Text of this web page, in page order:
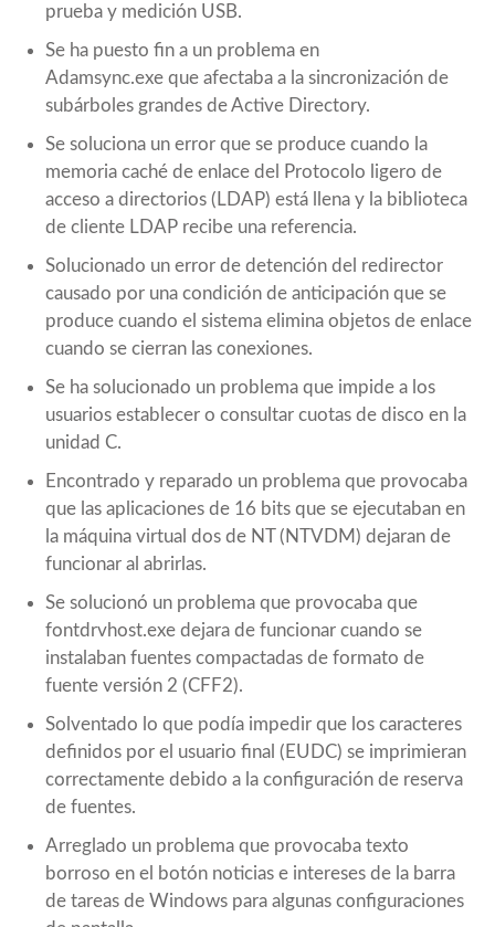
prueba y medición USB.
Se ha puesto fin a un problema en
Adamsync.exe que afectaba a la sincronización de
subárboles grandes de Active Directory.
Se soluciona un error que se produce cuando la
memoria caché de enlace del Protocolo ligero de
acceso a directorios (LDAP) está llena y la biblioteca
de cliente LDAP recibe una referencia.
Solucionado un error de detención del redirector
causado por una condición de anticipación que se
produce cuando el sistema elimina objetos de enlace
cuando se cierran las conexiones.
Se ha solucionado un problema que impide a los
usuarios establecer o consultar cuotas de disco en la
unidad C.
Encontrado y reparado un problema que provocaba
que las aplicaciones de 16 bits que se ejecutaban en
la máquina virtual dos de NT (NTVDM) dejaran de
funcionar al abrirlas.
Se solucionó un problema que provocaba que
fontdrvhost.exe dejara de funcionar cuando se
instalaban fuentes compactadas de formato de
fuente versión 2 (CFF2).
Solventado lo que podía impedir que los caracteres
definidos por el usuario final (EUDC) se imprimieran
correctamente debido a la configuración de reserva
de fuentes.
Arreglado un problema que provocaba texto
borroso en el botón noticias e intereses de la barra
de tareas de Windows para algunas configuraciones